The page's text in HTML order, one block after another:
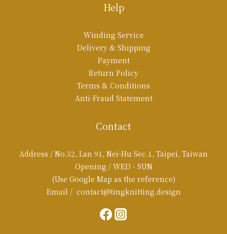
Help
Winding Service
Delivery & Shipping
Payment
Return Policy
Terms & Conditions
Anti-Fraud Statement
Contact
Address / No.52, Lan 91, Nei-Hu Sec.1, Taipei, Taiwan
Opening / WED - SUN
(Use Google Map as the reference)
Email / contact@tingknitting.design